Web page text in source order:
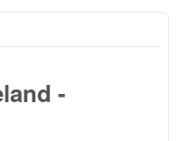
-